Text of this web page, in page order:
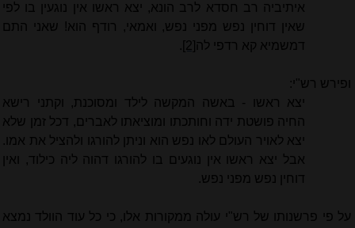
איתיביה רב חסדא לרב הונא, יצא ראשו אין נוגעין בו לפי
שאין דוחין נפש מפני נפש, ואמאי, רודף הוא! שאני התם
דמשמיא קא רדפי לה [2]
.
ופירש רש"י:
יצא ראשו - באשה המקשה לילד ומסוכנת, וקתני רישא
החיה פושטת ידה וחותכתו ומוציאתו לאברים, דכל זמן שלא
יצא לאויר העולם לאו נפש הוא וניתן להורגו ולהציל את אמו.
אבל יצא ראשו אין נוגעים בו להורגו דהוה ליה כילוד, ואין
דוחין נפש מפני נפש.
על פי פרשנותו של רש"י עולה ממקורות אלו, כי כל עוד הוולד נמצא